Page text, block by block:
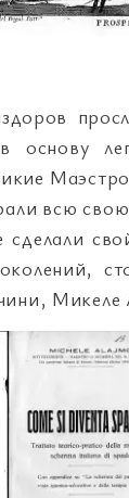
основу
всю
Микеле